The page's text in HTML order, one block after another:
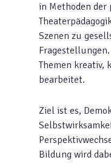
in Methoden
Szenen zu
Themen kreativ,
bearbeitet.
Ziel ist es,
Bildung wird